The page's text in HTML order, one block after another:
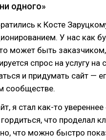
одного»
к Косте
У нас как
может быть заказчиком,
спрос на услугу на
и придумать сайт —
сообществе.
я стал как-то
что проделал
что можно быстро